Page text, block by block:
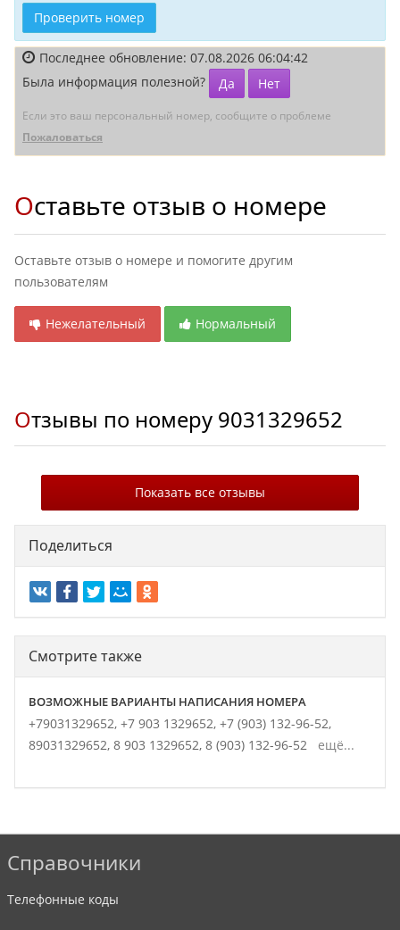
Проверить номер
Последнее обновление: 07.08.2026 06:04:42
Была информация полезной?
Да Нет
Если это ваш персональный номер, сообщите о проблеме
Пожаловаться
Оставьте отзыв о номере
Оставьте отзыв о номере и помогите другим
пользователям
Нежелательный Нормальный
Отзывы по номеру 9031329652
Показать все отзывы
Поделиться
Смотрите также
ВОЗМОЖНЫЕ ВАРИАНТЫ НАПИСАНИЯ НОМЕРА
+79031329652, +7 903 1329652, +7 (903) 132-96-52,
89031329652, 8 903 1329652, 8 (903) 132-96-52 ещё...
Справочники
Телефонные коды